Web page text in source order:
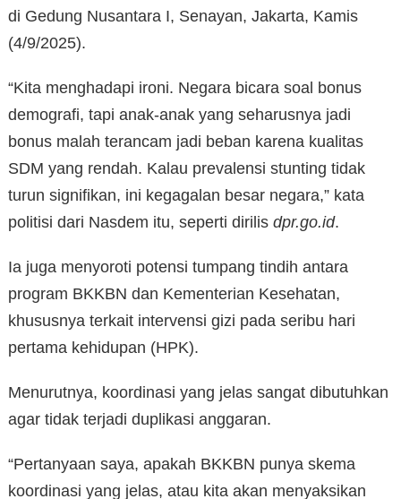
di Gedung Nusantara I, Senayan, Jakarta, Kamis
(4/9/2025).
“Kita menghadapi ironi. Negara bicara soal bonus
demografi, tapi anak-anak yang seharusnya jadi
bonus malah terancam jadi beban karena kualitas
SDM yang rendah. Kalau prevalensi stunting tidak
turun signifikan, ini kegagalan besar negara,” kata
politisi dari Nasdem itu, seperti dirilis dpr.go.id.
Ia juga menyoroti potensi tumpang tindih antara
program BKKBN dan Kementerian Kesehatan,
khususnya terkait intervensi gizi pada seribu hari
pertama kehidupan (HPK).
Menurutnya, koordinasi yang jelas sangat dibutuhkan
agar tidak terjadi duplikasi anggaran.
“Pertanyaan saya, apakah BKKBN punya skema
koordinasi yang jelas, atau kita akan menyaksikan